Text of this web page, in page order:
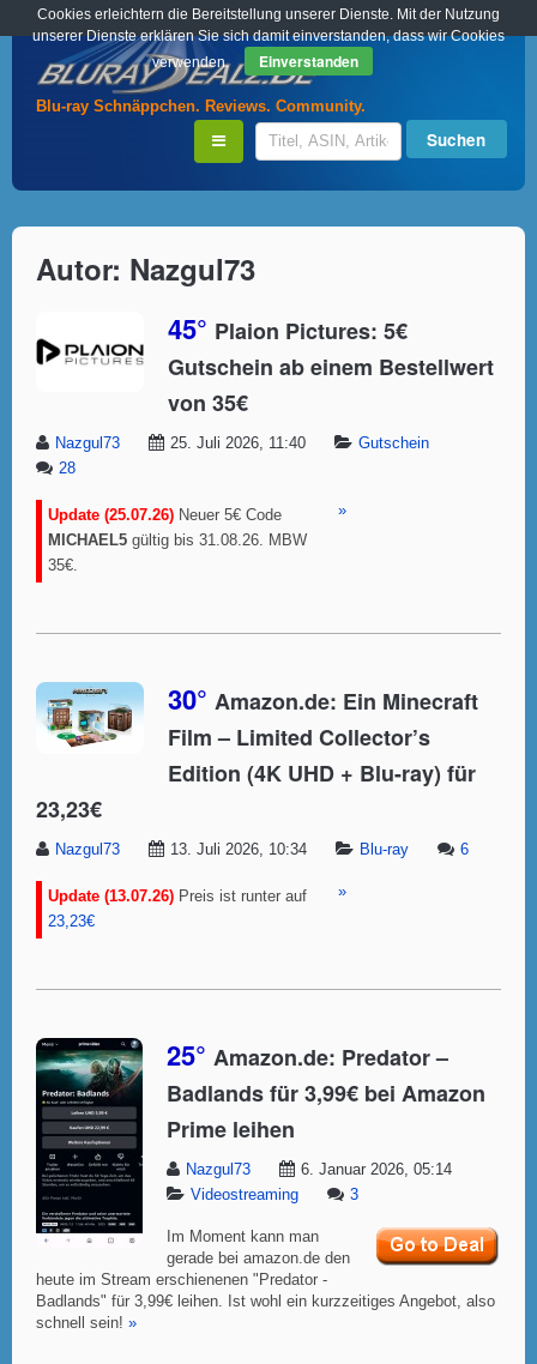
Blu-ray Schnäppchen. Reviews. Community.
Autor: Nazgul73
45° Plaion Pictures: 5€
Gutschein ab einem Bestellwert
von 35€
Nazgul73 25. Juli 2026, 11:40
Gutschein
28
Update (25.07.26) Neuer 5€ Code
MICHAEL5 gültig bis 31.08.26. MBW
35€.
»
30° Amazon.de: Ein Minecraft
Film – Limited Collector’s
Edition (4K UHD + Blu-ray) für
23,23€
Nazgul73 13. Juli 2026, 10:34 Blu-ray 6
Update (13.07.26) Preis ist runter auf
23,23€
»
25° Amazon.de: Predator –
Badlands für 3,99€ bei Amazon
Prime leihen
Nazgul73
6. Januar 2026, 05:14
Videostreaming
3
Im Moment kann man
gerade bei amazon.de den
heute im Stream erschienenen "Predator -
Badlands" für 3,99€ leihen. Ist wohl ein kurzzeitiges Angebot, also
schnell sein! »
Cookies erleichtern die Bereitstellung unserer Dienste. Mit der Nutzung
unserer Dienste erklären Sie sich damit einverstanden, dass wir Cookies
verwenden.
Einverstanden